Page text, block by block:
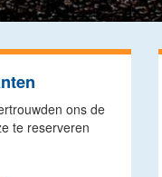
ons de
te reserveren